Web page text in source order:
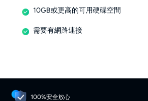
10GB或更高的可用硬碟空間
需要有網路連接
100%安全放心